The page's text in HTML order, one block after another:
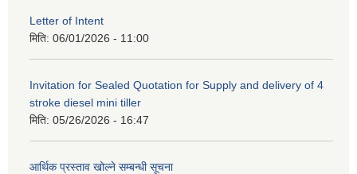
Letter of Intent
मिति: 06/01/2026 - 11:00
Invitation for Sealed Quotation for Supply and delivery of 4
stroke diesel mini tiller
मिति: 05/26/2026 - 16:47
आर्थिक प्रस्ताव खोल्ने सम्बन्धी सूचना